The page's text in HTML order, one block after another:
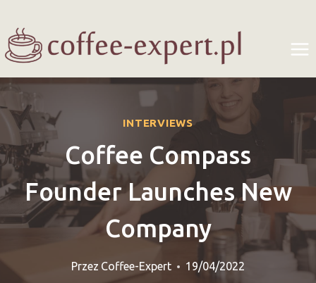
treści
INTERVIEWS
Coffee Compass
Founder Launches New
Company
Przez Coffee-Expert 19/04/2022